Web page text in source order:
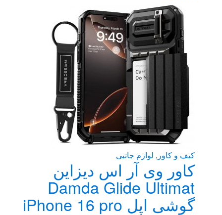
کیف و کاور , لوازم جانبی
کاور وی آر اس دیزاین
Damda Glide Ultimat
گوشی اپل iPhone 16 pro